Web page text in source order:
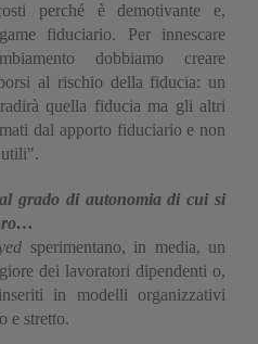
perché è demotivante e,
fiduciario. Per innescare
dobbiamo creare
al rischio della fiducia: un
quella fiducia ma gli altri
dal apporto fiduciario e non
grado di autonomia di cui si
sperimentano, in media, un
dei lavoratori dipendenti o,
in modelli organizzativi
e stretto.